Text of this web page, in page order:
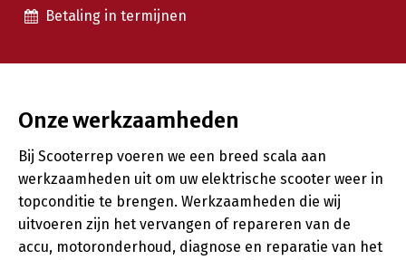
Betaling in termijnen
Onze werkzaamheden
Bij Scooterrep voeren we een breed scala aan
werkzaamheden uit om uw elektrische scooter weer in
topconditie te brengen. Werkzaamheden die wij
uitvoeren zijn het vervangen of repareren van de
accu, motoronderhoud, diagnose en reparatie van het